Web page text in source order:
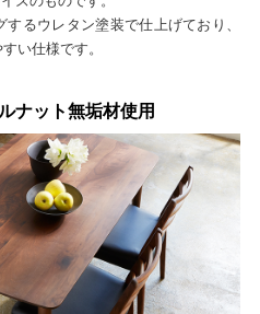
るウレタン塗装で仕上げており、
い仕様です。
ナット無垢材使用